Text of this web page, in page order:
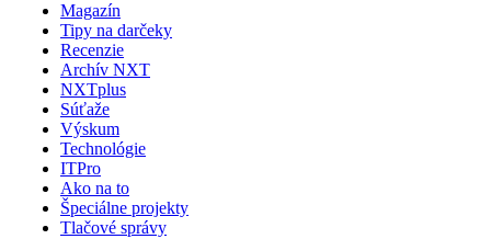
Magazín
Tipy na darčeky
Recenzie
Archív NXT
NXTplus
Súťaže
Výskum
Technológie
ITPro
Ako na to
Špeciálne projekty
Tlačové správy